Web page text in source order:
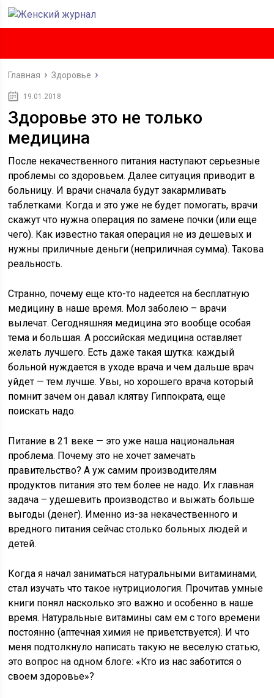
Главная Здоровье
19.01.2018
Здоровье это не только
медицина
После некачественного питания наступают серьезные
проблемы со здоровьем. Далее ситуация приводит в
больницу. И врачи сначала будут закармливать
таблетками. Когда и это уже не будет помогать, врачи
скажут что нужна операция по замене почки (или еще
чего). Как известно такая операция не из дешевых и
нужны приличные деньги (неприличная сумма). Такова
реальность.
Странно, почему еще кто-то надеется на бесплатную
медицину в наше время. Мол заболею – врачи
вылечат. Сегодняшняя медицина это вообще особая
тема и большая. А российская медицина оставляет
желать лучшего. Есть даже такая шутка: каждый
больной нуждается в уходе врача и чем дальше врач
уйдет — тем лучше. Увы, но хорошего врача который
помнит зачем он давал клятву Гиппократа, еще
поискать надо.
Питание в 21 веке — это уже наша национальная
проблема. Почему это не хочет замечать
правительство? А уж самим производителям
продуктов питания это тем более не надо. Их главная
задача – удешевить производство и выжать больше
выгоды (денег). Именно из-за некачественного и
вредного питания сейчас столько больных людей и
детей.
Когда я начал заниматься натуральными витаминами,
стал изучать что такое нутрициология. Прочитав умные
книги понял насколько это важно и особенно в наше
время. Натуральные витамины сам ем с того времени
постоянно (аптечная химия не приветствуется). И что
меня подтолкнуло написать такую не веселую статью,
это вопрос на одном блоге: «Кто из нас заботится о
своем здоровье»?